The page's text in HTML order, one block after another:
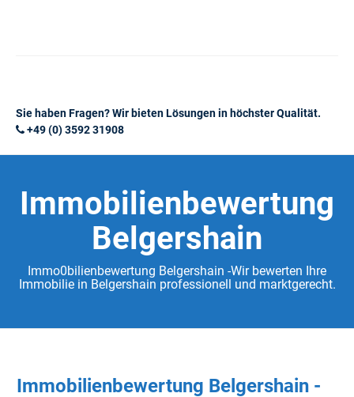
Sie haben Fragen? Wir bieten Lösungen in höchster Qualität.
+49 (0) 3592 31908
Immobilienbewertung
Belgershain
Immo0bilienbewertung Belgershain -Wir bewerten Ihre
Immobilie in Belgershain professionell und marktgerecht.
Immobilienbewertung Belgershain -